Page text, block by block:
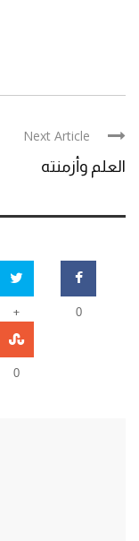
Next Article
العلم وأزمنته
0
+
0